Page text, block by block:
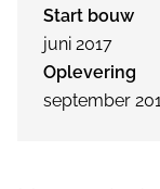
Start bouw
juni 2017
Oplevering
september